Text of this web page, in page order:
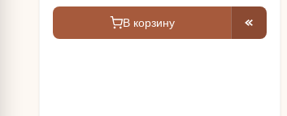
В корзину